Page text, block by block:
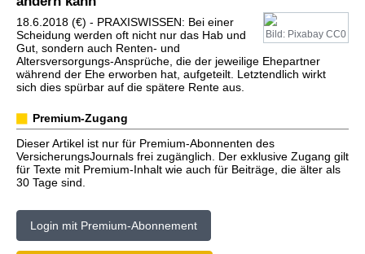
Bild: Pixabay CC0
18.6.2018 (€) - PRAXISWISSEN: Bei einer
Scheidung werden oft nicht nur das Hab und
Gut, sondern auch Renten- und
Altersversorgungs-Ansprüche, die der jeweilige Ehepartner
während der Ehe erworben hat, aufgeteilt. Letztendlich wirkt
sich dies spürbar auf die spätere Rente aus.
Premium-Zugang
Dieser Artikel ist nur für Premium-Abonnenten des
VersicherungsJournals frei zugänglich. Der exklusive Zugang gilt
für Texte mit Premium-Inhalt wie auch für Beiträge, die älter als
30 Tage sind.
Login mit Premium-Abonnement